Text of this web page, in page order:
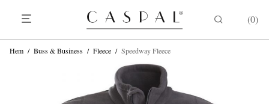
0
Hem / Buss & Business / Fleece / Speedway Fleece